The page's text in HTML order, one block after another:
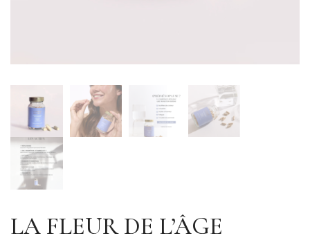
LA FLEUR DE L’ÂGE